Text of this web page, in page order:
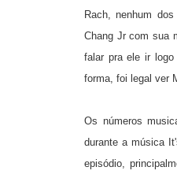
Rach, nenhum
Chang Jr com sua
falar pra ele ir
forma, foi legal ver
Os números
durante a música
episódio,